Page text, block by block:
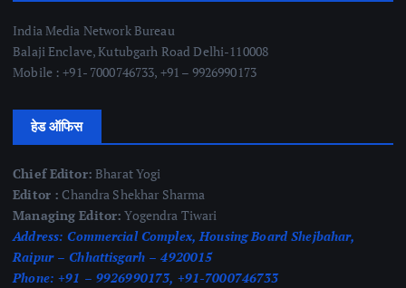
India Media Network Bureau
Balaji Enclave, Kutubgarh Road Delhi-110008
Mobile : +91- 7000746733, +91 – 9926990173
हेड ऑफिस
Chief Editor: Bharat Yogi
Editor : Chandra Shekhar Sharma
Managing Editor: Yogendra Tiwari
Address: Commercial Complex, Housing Board Shejbahar,
Raipur – Chhattisgarh – 4920015
Phone: +91 – 9926990173, +91-7000746733